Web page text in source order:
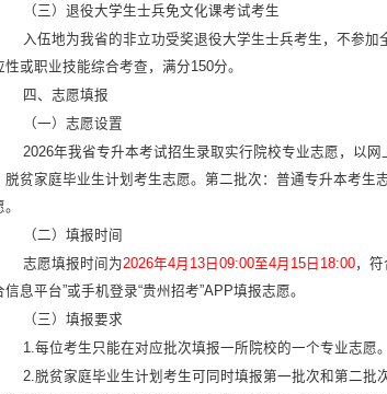
（三）退役大学生士兵免文化课考试考生
入伍地为我省的非立功受奖退役大学生士兵考生，不参
性或职业技能综合考查，满分150分。
四、志愿填报
（一）志愿设置
2026年我省专升本考试招生录取实行院校专业志愿，以
脱贫家庭毕业生计划考生志愿。第二批次：普通专升本考
（二）填报时间
志愿填报时间为2026年4月13日09:00至4月15日18:00，
信息平台”或手机登录“贵州招考”APP填报志愿。
（三）填报要求
1.每位考生只能在对应批次填报一所院校的一个专业志愿。
2.脱贫家庭毕业生计划考生可同时填报第一批次和第二批